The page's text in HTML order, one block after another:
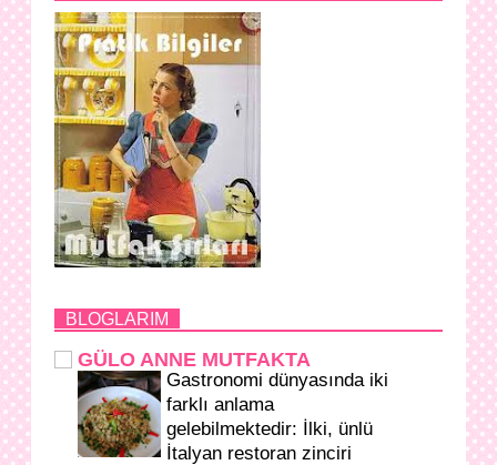
BLOGLARIM
GÜLO ANNE MUTFAKTA
Gastronomi dünyasında iki
farklı anlama
gelebilmektedir: İlki, ünlü
İtalyan restoran zinciri